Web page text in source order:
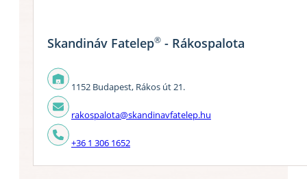
Skandináv Fatelep® - Rákospalota
1152 Budapest, Rákos út 21.
rakospalota@skandinavfatelep.hu
+36 1 306 1652